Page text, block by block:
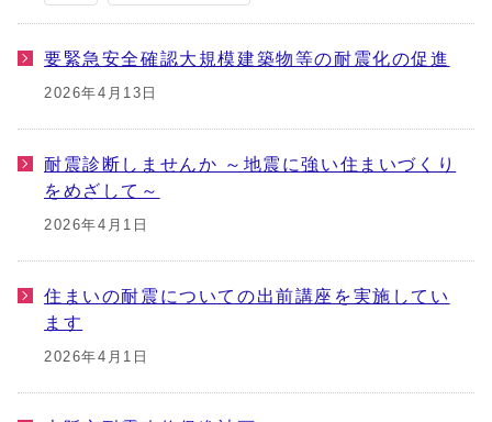
要緊急安全確認大規模建築物等の耐震化の促進
2026年4月13日
耐震診断しませんか ～地震に強い住まいづくり
をめざして～
2026年4月1日
住まいの耐震についての出前講座を実施してい
ます
2026年4月1日